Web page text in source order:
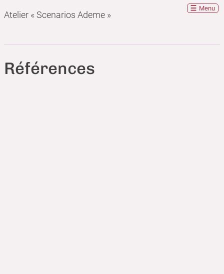
Atelier « Scenarios Ademe »
Menu
Références